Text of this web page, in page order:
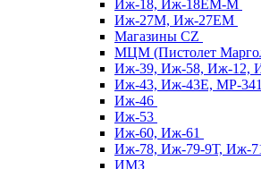
Иж-18, Иж-18ЕМ-М
Иж-27М, Иж-27ЕМ
Магазины CZ
МЦМ (Пистолет
Иж-39, Иж-58, Иж-12,
Иж-43, Иж-43Е, МР-341
Иж-46
Иж-53
Иж-60, Иж-61
Иж-78, Иж-79-9Т, Иж-
ИМЗ